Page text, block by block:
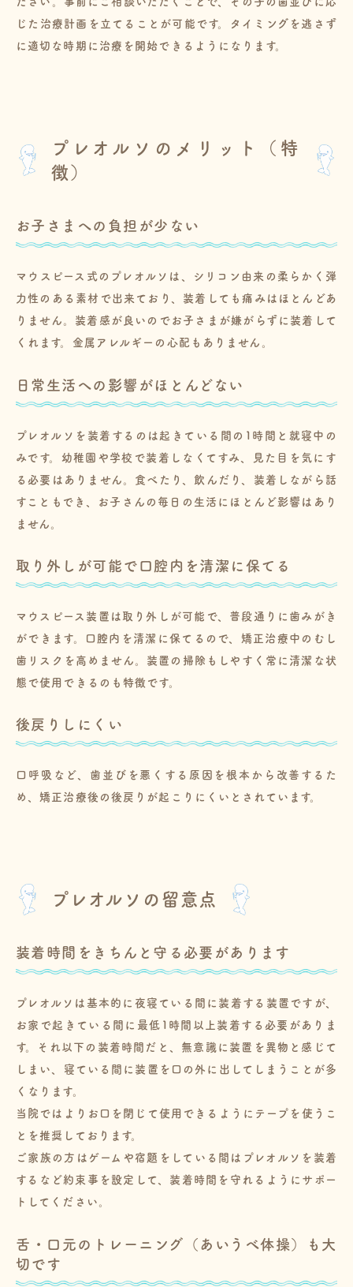
じた治療計画を立てることが可能です。タイミングを逃さず
に適切な時期に治療を開始できるようになります。
プレオルソのメリット（特
徴）
お子さまへの負担が少ない
マウスピース式のプレオルソは、シリコン由来の柔らかく弾
力性のある素材で出来ており、装着しても痛みはほとんどあ
りません。装着感が良いのでお子さまが嫌がらずに装着して
くれます。金属アレルギーの心配もありません。
日常生活への影響がほとんどない
プレオルソを装着するのは起きている間の1時間と就寝中の
みです。幼稚園や学校で装着しなくてすみ、見た目を気にす
る必要はありません。食べたり、飲んだり、装着しながら話
すこともでき、お子さんの毎日の生活にほとんど影響はあり
ません。
取り外しが可能で口腔内を清潔に保てる
マウスピース装置は取り外しが可能で、普段通りに歯みがき
ができます。口腔内を清潔に保てるので、矯正治療中のむし
歯リスクを高めません。装置の掃除もしやすく常に清潔な状
態で使用できるのも特徴です。
後戻りしにくい
口呼吸など、歯並びを悪くする原因を根本から改善するた
め、矯正治療後の後戻りが起こりにくいとされています。
プレオルソの留意点
装着時間をきちんと守る必要があります
プレオルソは基本的に夜寝ている間に装着する装置ですが、
お家で起きている間に最低1時間以上装着する必要がありま
す。それ以下の装着時間だと、無意識に装置を異物と感じて
しまい、寝ている間に装置を口の外に出してしまうことが多
くなります。
当院ではよりお口を閉じて使用できるようにテープを使うこ
とを推奨しております。
ご家族の方はゲームや宿題をしている間はプレオルソを装着
するなど約束事を設定して、装着時間を守れるようにサポー
トしてください。
舌・口元のトレーニング（あいうべ体操）も大
切です